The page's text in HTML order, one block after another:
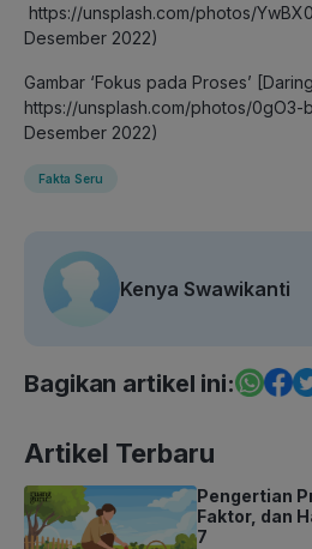
https://unsplash.com/photos/
Desember 2022)
Gambar ‘Fokus pada Proses’
https://unsplash.com/photos/0gO3-
Desember 2022)
Fakta Seru
Kenya Swawikanti
Bagikan artikel ini:
Artikel Terbaru
Pengertian
Faktor, dan
7